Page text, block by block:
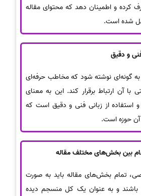
کرده و اطمینان دهد که محتوای مقاله
شده است.
و دقیق
گونه‌ای نوشته شود که مخاطب حرفه‌ای
با آن ارتباط برقرار کند. این به معنای
و استفاده از زبانی فنی و دقیق است که
حوزه است.
بین بخش‌های مختلف مقاله
تمام بخش‌های مقاله باید به صورت
و به عنوان یک کل منسجم دیده